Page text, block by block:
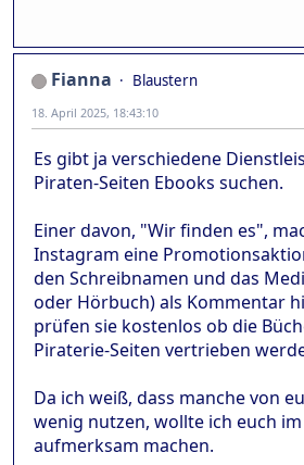
Fianna
Blaustern
18. April 2025, 18:43:10
Es gibt ja verschiedene
Piraten-Seiten Ebooks suchen.
Einer davon, "Wir finden es",
Instagram eine
den Schreibnamen und das
oder Hörbuch) als Kommentar
prüfen sie kostenlos ob die
Piraterie-Seiten vertrieben
Da ich weiß, dass manche von
wenig nutzen, wollte ich euch
aufmerksam machen.